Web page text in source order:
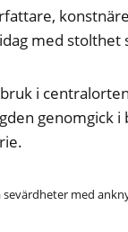
med stolthet
i
genomgick
med